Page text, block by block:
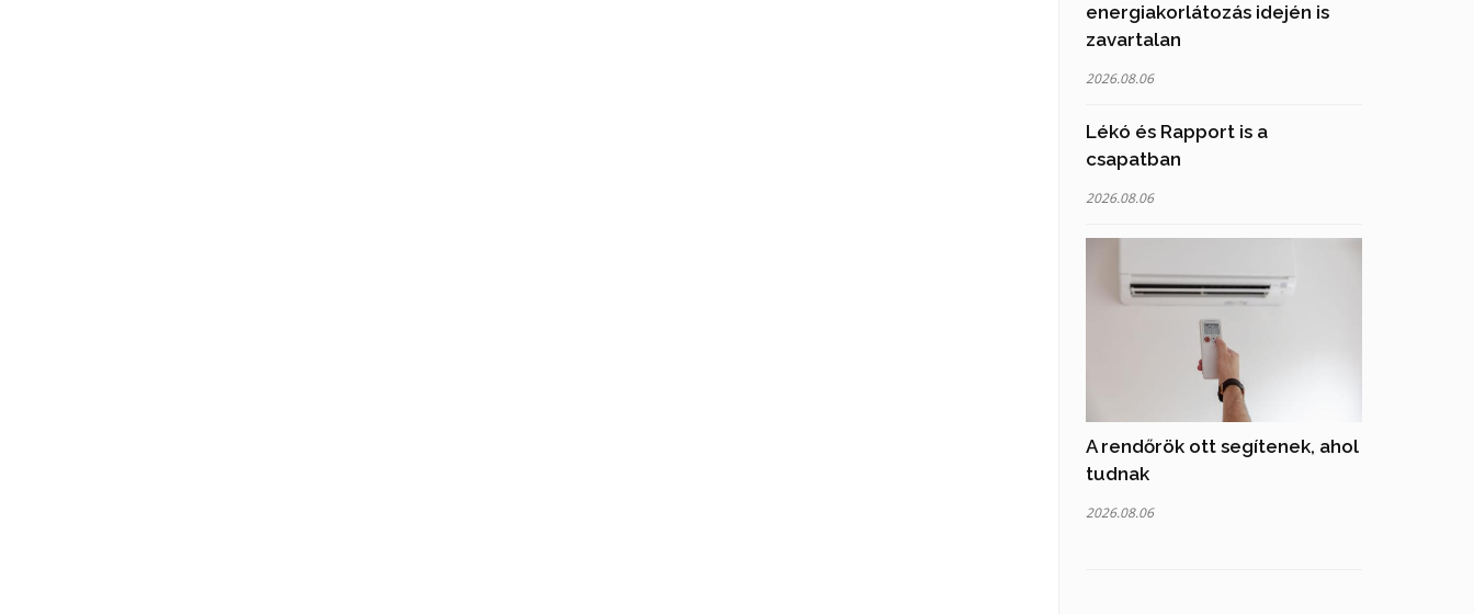
energiakorlátozás idején is
zavartalan
2026.08.06
Lékó és Rapport is a
csapatban
2026.08.06
A rendőrök ott segítenek, ahol
tudnak
2026.08.06